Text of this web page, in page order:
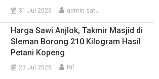
31 Jul 2026 admin satu
Harga Sawi Anjlok, Takmir Masjid di
Sleman Borong 210 Kilogram Hasil
Petani Kopeng
23 Jul 2026 Rif